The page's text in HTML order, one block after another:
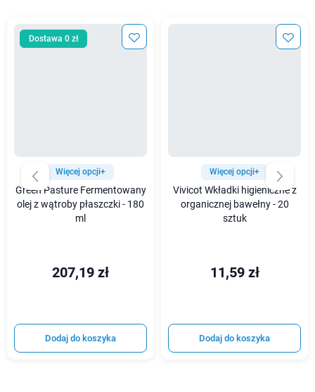
Dostawa 0 zł
Więcej opcji+
Green Pasture Fermentowany
olej z wątroby płaszczki - 180
ml
207,19 zł
Dodaj do koszyka
Więcej opcji+
Vivicot Wkładki higieniczne z
organicznej bawełny - 20
sztuk
11,59 zł
Dodaj do koszyka